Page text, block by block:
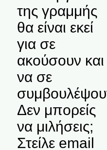
της γραμμής
θα είναι εκεί
για σε
ακούσουν και
να σε
Δεν μπορείς
να μιλήσεις;
Στείλε email